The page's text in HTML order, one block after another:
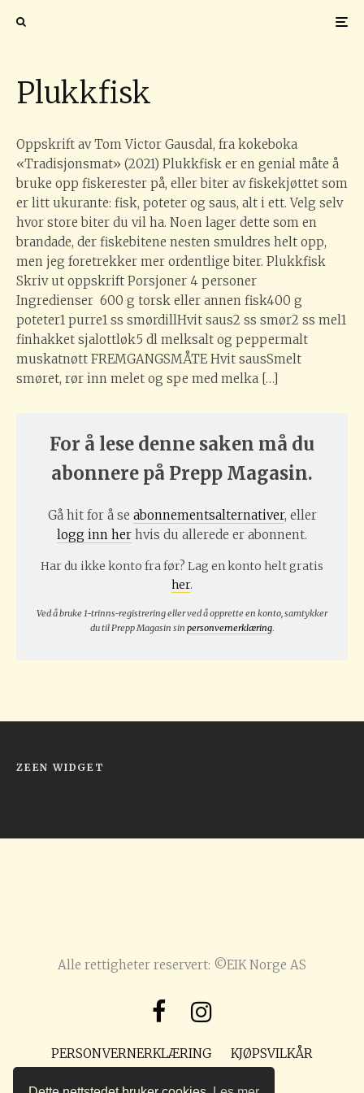
Plukkfisk
Oppskrift av Tom Victor Gausdal, fra kokeboka
«Tradisjonsmat» (2021) Plukkfisk er en genial måte å
bruke opp fiskerester på, eller biter av fiskekjøttet som
er litt ukurante: fisk, poteter og saus, alt i ett. Velg selv
hvor store biter du vil ha. Noen lager dette som en
brandade, der fiskebitene nesten smuldres helt opp,
men jeg foretrekker mer ordentlige biter. Plukkfisk
Skriv ut oppskrift Porsjoner 4 personer
Ingredienser 600 g torsk eller annen fisk400 g
poteter1 purre1 ss smørdillHvit saus2 ss smør2 ss mel1
finhakket sjalottløk5 dl melksalt og peppermalt
muskatnøtt FREMGANGSMÅTE Hvit sausSmelt
smøret, rør inn melet og spe med melka […]
For å lese denne saken må du
abonnere på Prepp Magasin.
Gå hit for å se abonnementsalternativer, eller
logg inn her hvis du allerede er abonnent.
Har du ikke konto fra før? Lag en konto helt gratis
her.
Ved å bruke 1-trinns-registrering eller ved å opprette en konto, samtykker
du til Prepp Magasin sin personvernerklæring.
ZEEN WIDGET
Alle rettigheter reservert: ©EIK Norge AS
PERSONVERNERKLÆRING KJØPSVILKÅR
POST@PREPPMAGASIN.NO